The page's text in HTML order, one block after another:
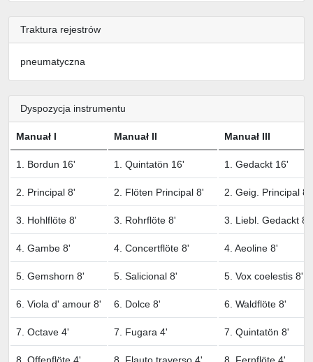
Traktura rejestrów
pneumatyczna
Dyspozycja instrumentu
Manuał I Manuał II Manuał III
1. Bordun 16' 1. Quintatön 16' 1. Gedackt 16'
2. Principal 8' 2. Flöten Principal 8' 2. Geig. Principal 8'
3. Hohlflöte 8' 3. Rohrflöte 8' 3. Liebl. Gedackt 8'
4. Gambe 8' 4. Concertflöte 8' 4. Aeoline 8'
5. Gemshorn 8' 5. Salicional 8' 5. Vox coelestis 8'
6. Viola d' amour 8' 6. Dolce 8' 6. Waldflöte 8'
7. Octave 4' 7. Fugara 4' 7. Quintatön 8'